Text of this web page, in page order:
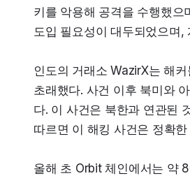
키를 악용해 공격을 수행했
도입 필요성이 대두되었으며
인도의 거래소 WazirX는 해
초래했다. 사건 이후 북미와
다. 이 사건은 북한과 연관된
따르면 이 해킹 사건은 정확
올해 초 Orbit 체인에서는 약